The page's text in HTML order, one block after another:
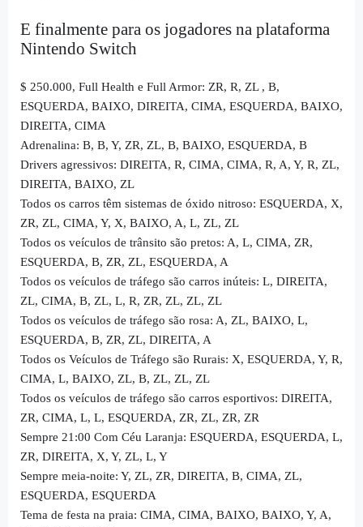
E finalmente para os jogadores na plataforma
Nintendo Switch
$ 250.000, Full Health e Full Armor: ZR, R, ZL , B,
ESQUERDA, BAIXO, DIREITA, CIMA, ESQUERDA, BAIXO,
DIREITA, CIMA
Adrenalina: B, B, Y, ZR, ZL, B, BAIXO, ESQUERDA, B
Drivers agressivos: DIREITA, R, CIMA, CIMA, R, A, Y, R, ZL,
DIREITA, BAIXO, ZL
Todos os carros têm sistemas de óxido nitroso: ESQUERDA, X,
ZR, ZL, CIMA, Y, X, BAIXO, A, L, ZL, ZL
Todos os veículos de trânsito são pretos: A, L, CIMA, ZR,
ESQUERDA, B, ZR, ZL, ESQUERDA, A
Todos os veículos de tráfego são carros inúteis: L, DIREITA,
ZL, CIMA, B, ZL, L, R, ZR, ZL, ZL, ZL
Todos os veículos de tráfego são rosa: A, ZL, BAIXO, L,
ESQUERDA, B, ZR, ZL, DIREITA, A
Todos os Veículos de Tráfego são Rurais: X, ESQUERDA, Y, R,
CIMA, L, BAIXO, ZL, B, ZL, ZL, ZL
Todos os veículos de tráfego são carros esportivos: DIREITA,
ZR, CIMA, L, L, ESQUERDA, ZR, ZL, ZR, ZR
Sempre 21:00 Com Céu Laranja: ESQUERDA, ESQUERDA, L,
ZR, DIREITA, X, Y, ZL, L, Y
Sempre meia-noite: Y, ZL, ZR, DIREITA, B, CIMA, ZL,
ESQUERDA, ESQUERDA
Tema de festa na praia: CIMA, CIMA, BAIXO, BAIXO, Y, A,